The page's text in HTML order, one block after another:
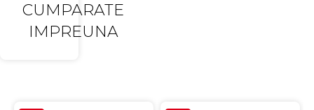
CUMPARATE
IMPREUNA